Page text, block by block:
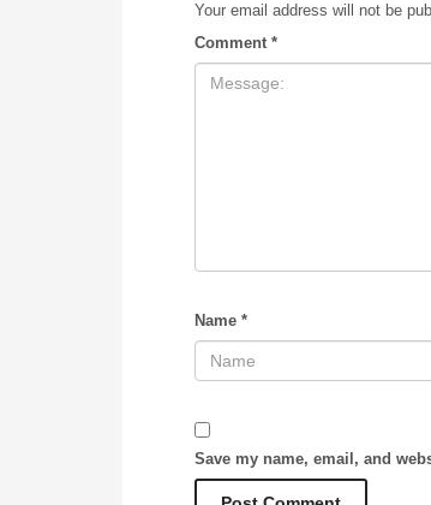
Your email address will not be
Comment *
Name *
Save my name, email, and